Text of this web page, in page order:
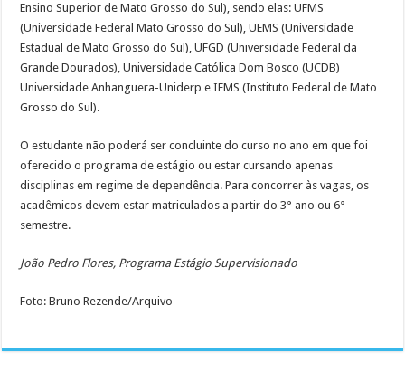
Ensino Superior de Mato Grosso do Sul), sendo elas: UFMS
(Universidade Federal Mato Grosso do Sul), UEMS (Universidade
Estadual de Mato Grosso do Sul), UFGD (Universidade Federal da
Grande Dourados), Universidade Católica Dom Bosco (UCDB)
Universidade Anhanguera-Uniderp e IFMS (Instituto Federal de Mato
Grosso do Sul).
O estudante não poderá ser concluinte do curso no ano em que foi
oferecido o programa de estágio ou estar cursando apenas
disciplinas em regime de dependência. Para concorrer às vagas, os
acadêmicos devem estar matriculados a partir do 3° ano ou 6°
semestre.
João Pedro Flores, Programa Estágio Supervisionado
Foto: Bruno Rezende/Arquivo